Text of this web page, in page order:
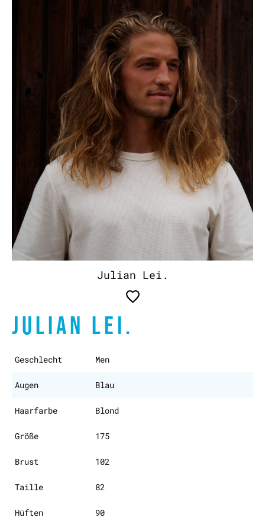
Julian Lei.
JULIAN LEI.
Geschlecht Men
Augen Blau
Haarfarbe Blond
Größe 175
Brust 102
Taille 82
Hüften 90